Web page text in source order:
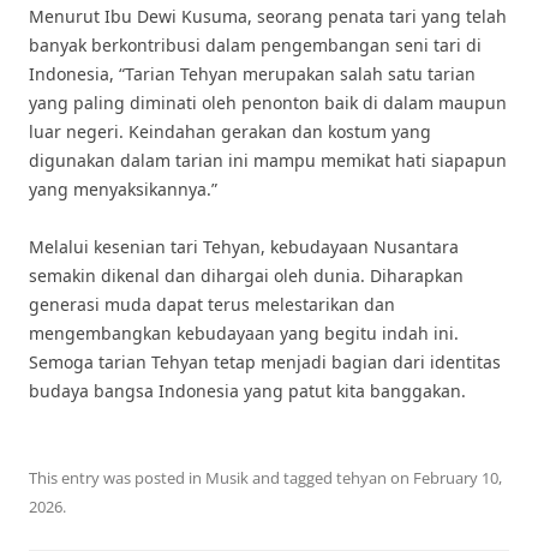
Menurut Ibu Dewi Kusuma, seorang penata tari yang telah
banyak berkontribusi dalam pengembangan seni tari di
Indonesia, “Tarian Tehyan merupakan salah satu tarian
yang paling diminati oleh penonton baik di dalam maupun
luar negeri. Keindahan gerakan dan kostum yang
digunakan dalam tarian ini mampu memikat hati siapapun
yang menyaksikannya.”
Melalui kesenian tari Tehyan, kebudayaan Nusantara
semakin dikenal dan dihargai oleh dunia. Diharapkan
generasi muda dapat terus melestarikan dan
mengembangkan kebudayaan yang begitu indah ini.
Semoga tarian Tehyan tetap menjadi bagian dari identitas
budaya bangsa Indonesia yang patut kita banggakan.
This entry was posted in Musikand tagged tehyan on February 10,
2026.